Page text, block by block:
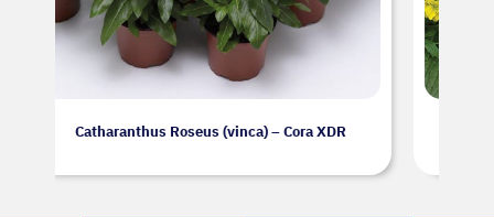
Tagetes Erecta (tagetão) – Antigua